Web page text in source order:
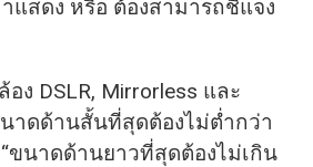
แสดง หรือ ต้องสามารถชี้แจง
ง DSLR, Mirrorless และ
นาดด้านสั้นที่สุดต้องไม่ต่ำกว่า
“ขนาดด้านยาวที่สุดต้องไม่เกิน